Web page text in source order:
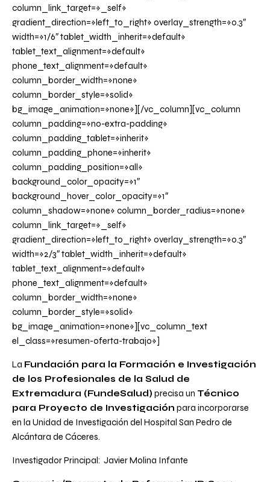
column_link_target=»_self»
gradient_direction=»left_to_right» overlay_strength=»0.3″
width=»1/6″ tablet_width_inherit=»default»
tablet_text_alignment=»default»
phone_text_alignment=»default»
column_border_width=»none»
column_border_style=»solid»
bg_image_animation=»none»][/vc_column][vc_column
column_padding=»no-extra-padding»
column_padding_tablet=»inherit»
column_padding_phone=»inherit»
column_padding_position=»all»
background_color_opacity=»1″
background_hover_color_opacity=»1″
column_shadow=»none» column_border_radius=»none»
column_link_target=»_self»
gradient_direction=»left_to_right» overlay_strength=»0.3″
width=»2/3″ tablet_width_inherit=»default»
tablet_text_alignment=»default»
phone_text_alignment=»default»
column_border_width=»none»
column_border_style=»solid»
bg_image_animation=»none»][vc_column_text
el_class=»resumen-oferta-trabajo»]
La Fundación para la Formación e Investigación
de los Profesionales de la Salud de
Extremadura (FundeSalud) precisa un Técnico
para Proyecto de Investigación para incorporarse
en la Unidad de Investigación del Hospital San Pedro de
Alcántara de Cáceres.
Investigador Principal: Javier Molina Infante